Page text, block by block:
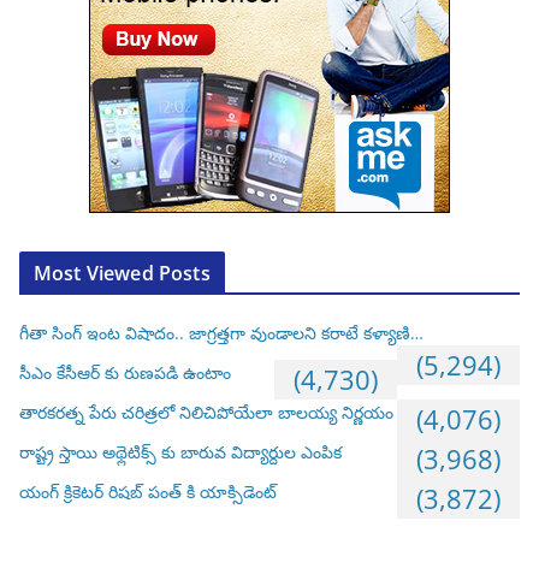
Most Viewed Posts
గీతా సింగ్ ఇంట విషాదం.. జాగ్రత్తగా వుండాలని కరాటే కళ్యాణి…
(5,294)
సీఎం కేసీఆర్ కు రుణపడి ఉంటాం (4,730)
తారకరత్న పేరు చరిత్రలో నిలిచిపోయేలా బాలయ్య నిర్ణయం (4,076)
రాష్ట్ర స్తాయి అథ్లెటిక్స్ కు బారువ విద్యార్దుల ఎంపిక (3,968)
యంగ్ క్రికెటర్ రిషబ్ పంత్ కి యాక్సిడెంట్ (3,872)